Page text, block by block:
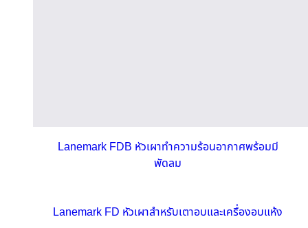
Lanemark FDB หัวเผาทำความร้อนอากาศพร้อมมี
พัดลม
Lanemark FD หัวเผาสำหรับเตาอบและเครื่องอบแห้ง